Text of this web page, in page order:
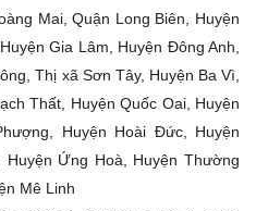
Mai, Quận Long Biên, Huyện
Gia Lâm, Huyện Đông Anh,
Thị xã Sơn Tây, Huyện Ba Vì,
Thất, Huyện Quốc Oai, Huyện
Huyện Hoài Đức, Huyện
Ứng Hoà, Huyện Thường
Mê Linh